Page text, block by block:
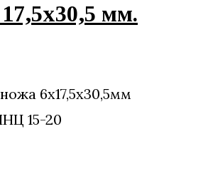
мм.
6х17,5х30,5мм
15-20